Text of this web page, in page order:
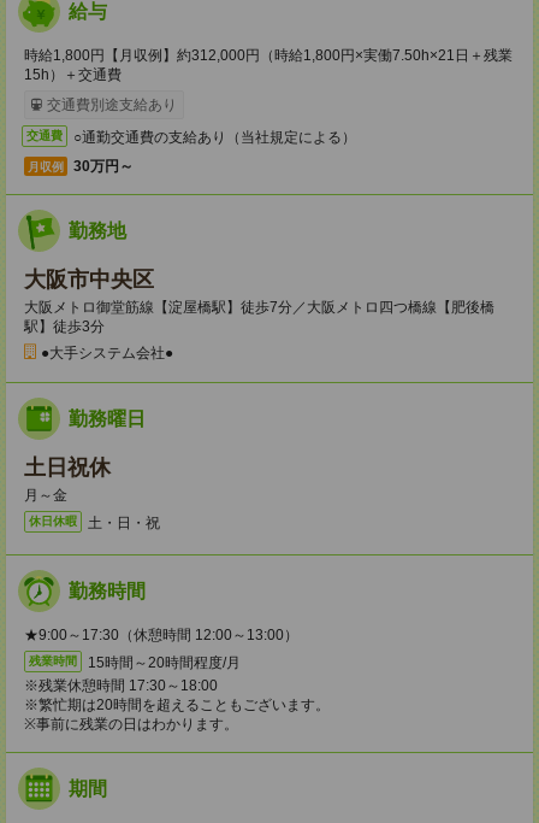
給与
時給1,800円【月収例】約312,000円（時給1,800円×実働7.50h×21日＋残業
15h）＋交通費
交通費別途支給あり
交通費 ○通勤交通費の支給あり（当社規定による）
月収例 30万円～
勤務地
大阪市中央区
大阪メトロ御堂筋線【淀屋橋駅】徒歩7分／大阪メトロ四つ橋線【肥後橋
駅】徒歩3分
●大手システム会社●
勤務曜日
土日祝休
月～金
休日休暇 土・日・祝
勤務時間
★9:00～17:30（休憩時間 12:00～13:00）
残業時間
15時間～20時間程度/月
※残業休憩時間 17:30～18:00
※繁忙期は20時間を超えることもございます。
※事前に残業の日はわかります。
期間